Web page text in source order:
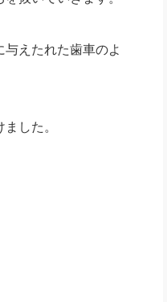
えたれた歯車のよ
した。